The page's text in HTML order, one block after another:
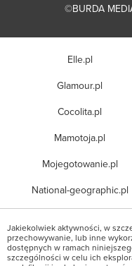
©BURDA
Elle.pl
Glamour.pl
Cocolita.pl
Mamotoja.pl
Mojegotowanie.pl
National-geographic.pl
Jakiekolwiek aktywności, w
przechowywanie, lub inne
dostępnych w ramach
szczególności w celu ich